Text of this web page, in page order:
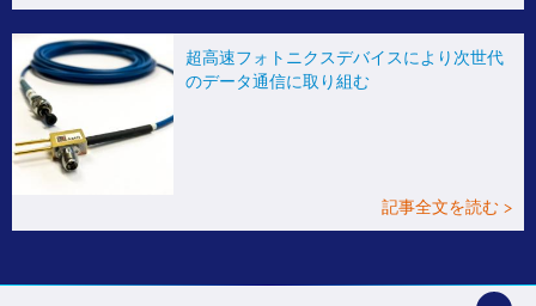
超高速フォトニクスデバイスにより次世代
のデータ通信に取り組む
記事全文を読む >